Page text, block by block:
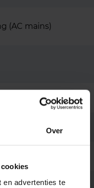
Over
en advertenties te
(AC mains)